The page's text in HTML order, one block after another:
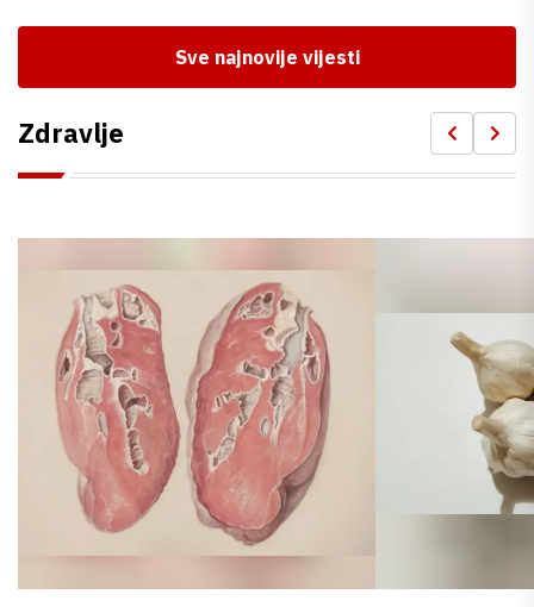
Sve najnovije vijesti
Zdravlje